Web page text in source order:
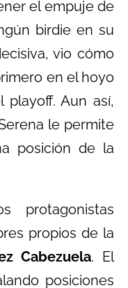
el empuje de
birdie en su
vio cómo
en el hoyo
playoff. Aun así,
le permite
posición de la
protagonistas
propios de la
Cabezuela. El
posiciones